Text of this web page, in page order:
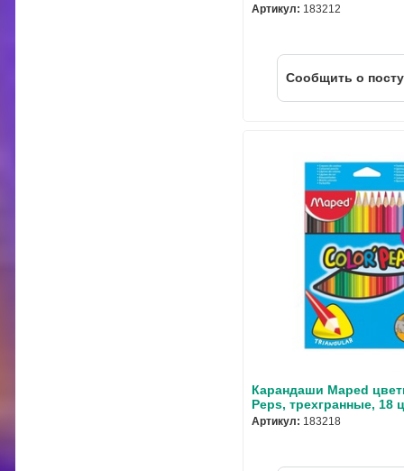
Артикул: 183212
Cообщить о
Карандаши Maped
Peps, трехгранные, 18
Артикул: 183218